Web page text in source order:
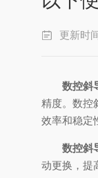
更新时
数控斜
精度。数控
效率和稳定
数控斜
动更换，提